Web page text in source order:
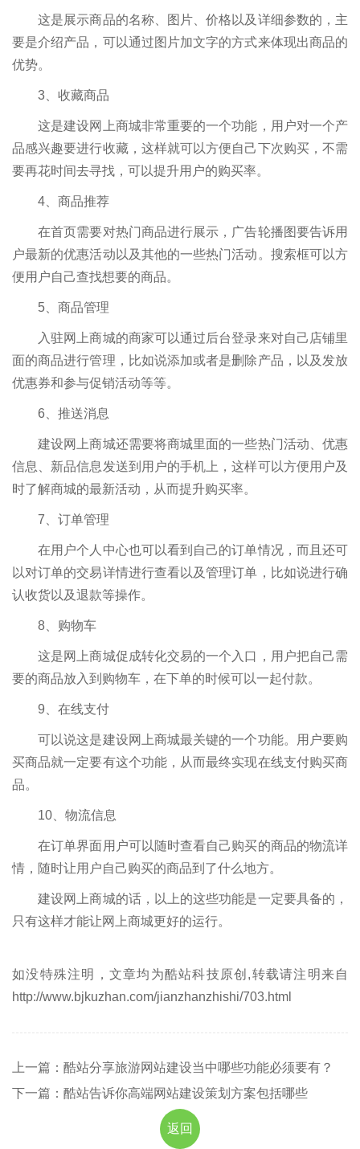
这是展示商品的名称、图片、价格以及详细参数的，主
要是介绍产品，可以通过图片加文字的方式来体现出商品的
优势。
3、收藏商品
这是建设网上商城非常重要的一个功能，用户对一个产
品感兴趣要进行收藏，这样就可以方便自己下次购买，不需
要再花时间去寻找，可以提升用户的购买率。
4、商品推荐
在首页需要对热门商品进行展示，广告轮播图要告诉用
户最新的优惠活动以及其他的一些热门活动。搜索框可以方
便用户自己查找想要的商品。
5、商品管理
入驻网上商城的商家可以通过后台登录来对自己店铺里
面的商品进行管理，比如说添加或者是删除产品，以及发放
优惠券和参与促销活动等等。
6、推送消息
建设网上商城还需要将商城里面的一些热门活动、优惠
信息、新品信息发送到用户的手机上，这样可以方便用户及
时了解商城的最新活动，从而提升购买率。
7、订单管理
在用户个人中心也可以看到自己的订单情况，而且还可
以对订单的交易详情进行查看以及管理订单，比如说进行确
认收货以及退款等操作。
8、购物车
这是网上商城促成转化交易的一个入口，用户把自己需
要的商品放入到购物车，在下单的时候可以一起付款。
9、在线支付
可以说这是建设网上商城最关键的一个功能。用户要购
买商品就一定要有这个功能，从而最终实现在线支付购买商
品。
10、物流信息
在订单界面用户可以随时查看自己购买的商品的物流详
情，随时让用户自己购买的商品到了什么地方。
建设网上商城的话，以上的这些功能是一定要具备的，
只有这样才能让网上商城更好的运行。
如没特殊注明，文章均为酷站科技原创,转载请注明来自
http://www.bjkuzhan.com/jianzhanzhishi/703.html
上一篇：酷站分享旅游网站建设当中哪些功能必须要有？
下一篇：酷站告诉你高端网站建设策划方案包括哪些
返回